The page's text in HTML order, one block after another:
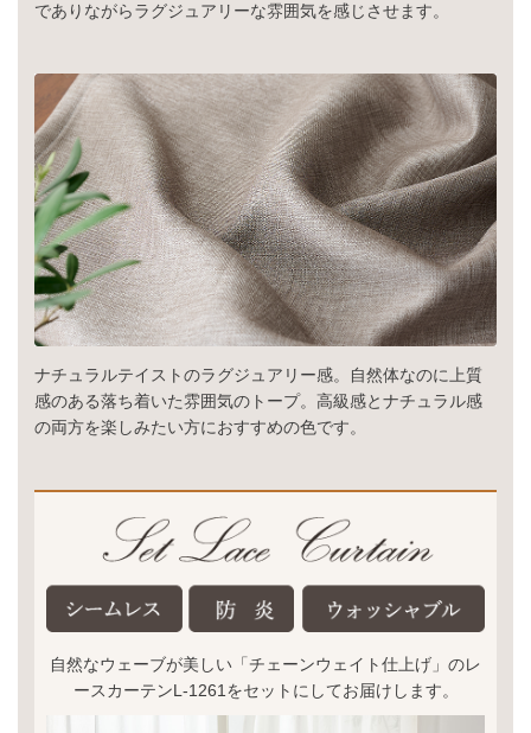
でありながらラグジュアリーな雰囲気を感じさせます。
ナチュラルテイストのラグジュアリー感。自然体なのに上質
感のある落ち着いた雰囲気のトープ。高級感とナチュラル感
の両方を楽しみたい方におすすめの色です。
自然なウェーブが美しい「チェーンウェイト仕上げ」のレ
ースカーテンL-1261をセットにしてお届けします。